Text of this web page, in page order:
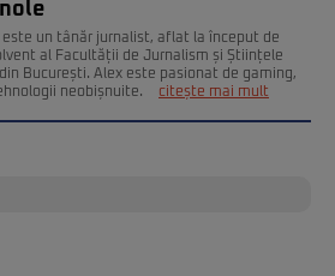
este un tânăr jurnalist, aflat la început de
al Facultății de Jurnalism și Științele
București. Alex este pasionat de gaming,
neobișnuite.
citește mai mult